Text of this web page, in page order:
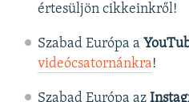
értesüljön cikkeinkről!
Szabad Európa a
videócsatornánkra!
Szabad Európa az